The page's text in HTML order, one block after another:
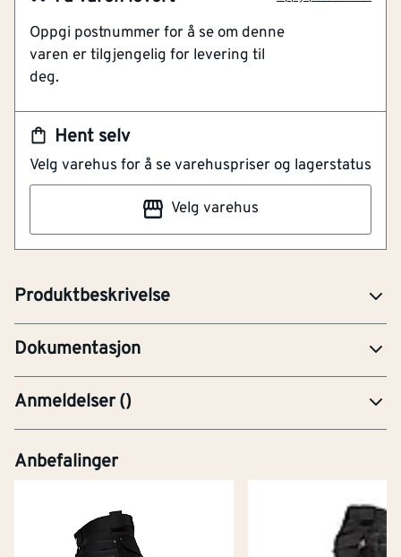
Hent selv
Velg varehus for å se varehuspriser og lagerstatus
Velg varehus
Oppgi postnummer for å se om denne
varen er tilgjengelig for levering til
deg.
Produktbeskrivelse
Strategisk plasserte stretchpaneler
Forsterkninger i Nylon Cordura
5 cm forlengelse av bein og kile i skrittet
Timbra Hi-Viz Håndverksbukse kl.1 kombinerer
synlighet med moderne passform og slitesterk
komfort, med PolyStretch paneler for utmerket
bevegelsesfrihet. Buksen har solide hengelommer med
verktøysfeste, samt kneputelommer med 2 nivåer for
Dokumentasjon
SER-Sertifikat
Anmeldelser()
Anbefalinger